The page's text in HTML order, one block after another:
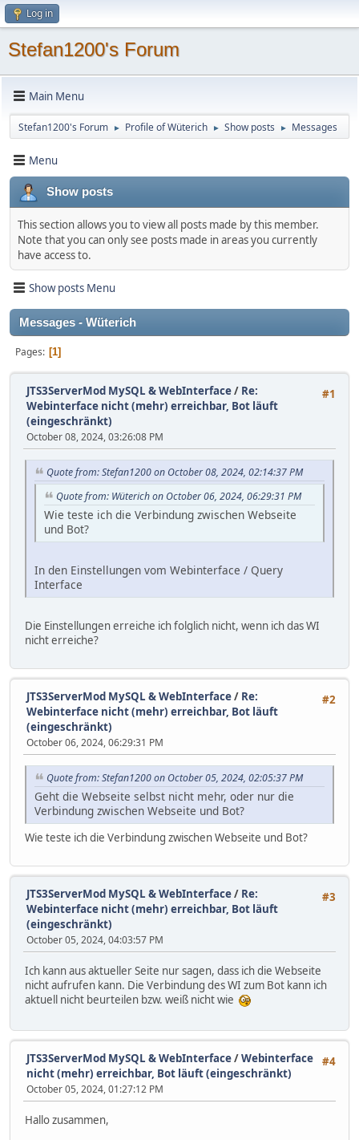
Log in
Stefan1200's Forum
Main Menu
Stefan1200's Forum ► Profile of Wüterich ► Show posts ► Messages
Menu
Show posts
This section allows you to view all posts made by this member.
Note that you can only see posts made in areas you currently
have access to.
Show posts Menu
Messages - Wüterich
Pages 1
#1
JTS3ServerMod MySQL & WebInterface/ Re:
Webinterface nicht (mehr) erreichbar, Bot läuft
(eingeschränkt)
October 08, 2024, 03:26:08 PM
Quote from: Stefan1200 on October 08, 2024, 02:14:37 PM
Quote from: Wüterich on October 06, 2024, 06:29:31 PM
Wie teste ich die Verbindung zwischen Webseite
und Bot?
In den Einstellungen vom Webinterface / Query
Interface
Die Einstellungen erreiche ich folglich nicht, wenn ich das WI
nicht erreiche?
#2
JTS3ServerMod MySQL & WebInterface/ Re:
Webinterface nicht (mehr) erreichbar, Bot läuft
(eingeschränkt)
October 06, 2024, 06:29:31 PM
Quote from: Stefan1200 on October 05, 2024, 02:05:37 PM
Geht die Webseite selbst nicht mehr, oder nur die
Verbindung zwischen Webseite und Bot?
Wie teste ich die Verbindung zwischen Webseite und Bot?
#3
JTS3ServerMod MySQL & WebInterface/ Re:
Webinterface nicht (mehr) erreichbar, Bot läuft
(eingeschränkt)
October 05, 2024, 04:03:57 PM
Ich kann aus aktueller Seite nur sagen, dass ich die Webseite
nicht aufrufen kann. Die Verbindung des WI zum Bot kann ich
aktuell nicht beurteilen bzw. weiß nicht wie
#4
JTS3ServerMod MySQL & WebInterface/Webinterface
nicht (mehr) erreichbar, Bot läuft (eingeschränkt)
October 05, 2024, 01:27:12 PM
Hallo zusammen,